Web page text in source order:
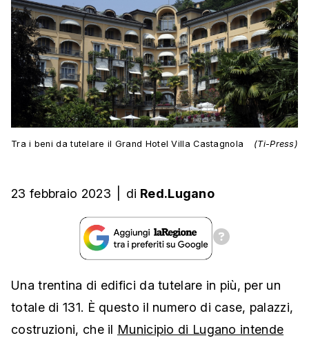
Tra i beni da tutelare il Grand Hotel Villa Castagnola (Ti-Press)
23 febbraio 2023 di Red.Lugano
Una trentina di edifici da tutelare in più, per un
totale di 131. È questo il numero di case, palazzi,
costruzioni, che il Municipio di Lugano intende